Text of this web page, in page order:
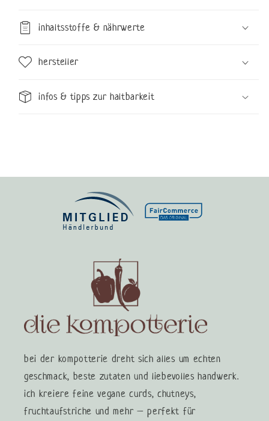
inhaltsstoffe & nährwerte
hersteller
infos & tipps zur haltbarkeit
bei der kompotterie dreht sich alles um echten
geschmack, beste zutaten und liebevolles handwerk.
ich kreiere feine vegane curds, chutneys,
fruchtaufstriche und mehr – perfekt für